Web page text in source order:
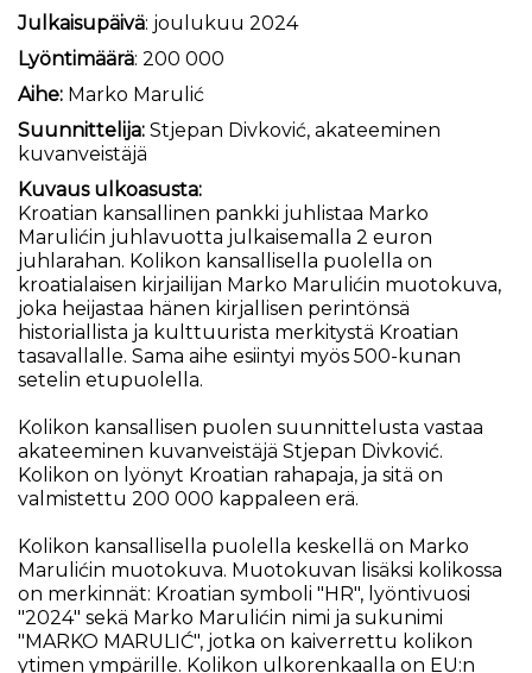
Julkaisupäivä: joulukuu 2024
Lyöntimäärä: 200 000
Aihe: Marko Marulić
Suunnittelija: Stjepan Divković, akateeminen
kuvanveistäjä
Kuvaus ulkoasusta:
Kroatian kansallinen pankki juhlistaa Marko
Marulićin juhlavuotta julkaisemalla 2 euron
juhlarahan. Kolikon kansallisella puolella on
kroatialaisen kirjailijan Marko Marulićin muotokuva,
joka heijastaa hänen kirjallisen perintönsä
historiallista ja kulttuurista merkitystä Kroatian
tasavallalle. Sama aihe esiintyi myös 500-kunan
setelin etupuolella.
Kolikon kansallisen puolen suunnittelusta vastaa
akateeminen kuvanveistäjä Stjepan Divković.
Kolikon on lyönyt Kroatian rahapaja, ja sitä on
valmistettu 200 000 kappaleen erä.
Kolikon kansallisella puolella keskellä on Marko
Marulićin muotokuva. Muotokuvan lisäksi kolikossa
on merkinnät: Kroatian symboli "HR", lyöntivuosi
"2024" sekä Marko Marulićin nimi ja sukunimi
"MARKO MARULIĆ", jotka on kaiverrettu kolikon
ytimen ympärille. Kolikon ulkorenkaalla on EU:n